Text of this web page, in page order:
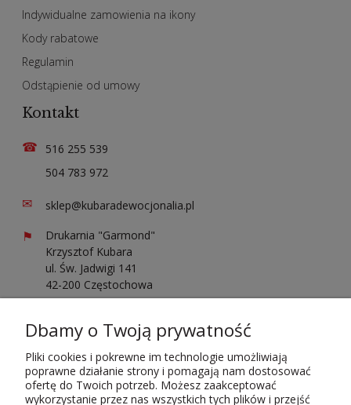
Indywidualne zamowienia na ikony
Kody rabatowe
Regulamin
Odstąpienie od umowy
Kontakt
☎
516 255 539
504 783 972
✉ sklep@kubaradewocjonalia.pl
⚑
Drukarnia "Garmond"
Krzysztof Kubara
ul. Św. Jadwigi 141
42-200 Częstochowa
Dbamy o Twoją prywatność
Pliki cookies i pokrewne im technologie umożliwiają
poprawne działanie strony i pomagają nam dostosować
ofertę do Twoich potrzeb. Możesz zaakceptować
wykorzystanie przez nas wszystkich tych plików i przejść